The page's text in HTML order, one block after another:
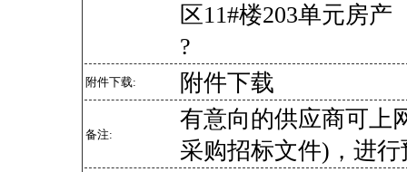
区11#楼203单元房产
?
附件下载: 附件下载
备注:
有意向的供应商可上
采购招标文件)，进